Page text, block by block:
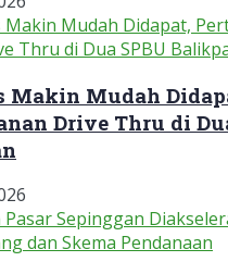
Makin Mudah
Drive Thru di